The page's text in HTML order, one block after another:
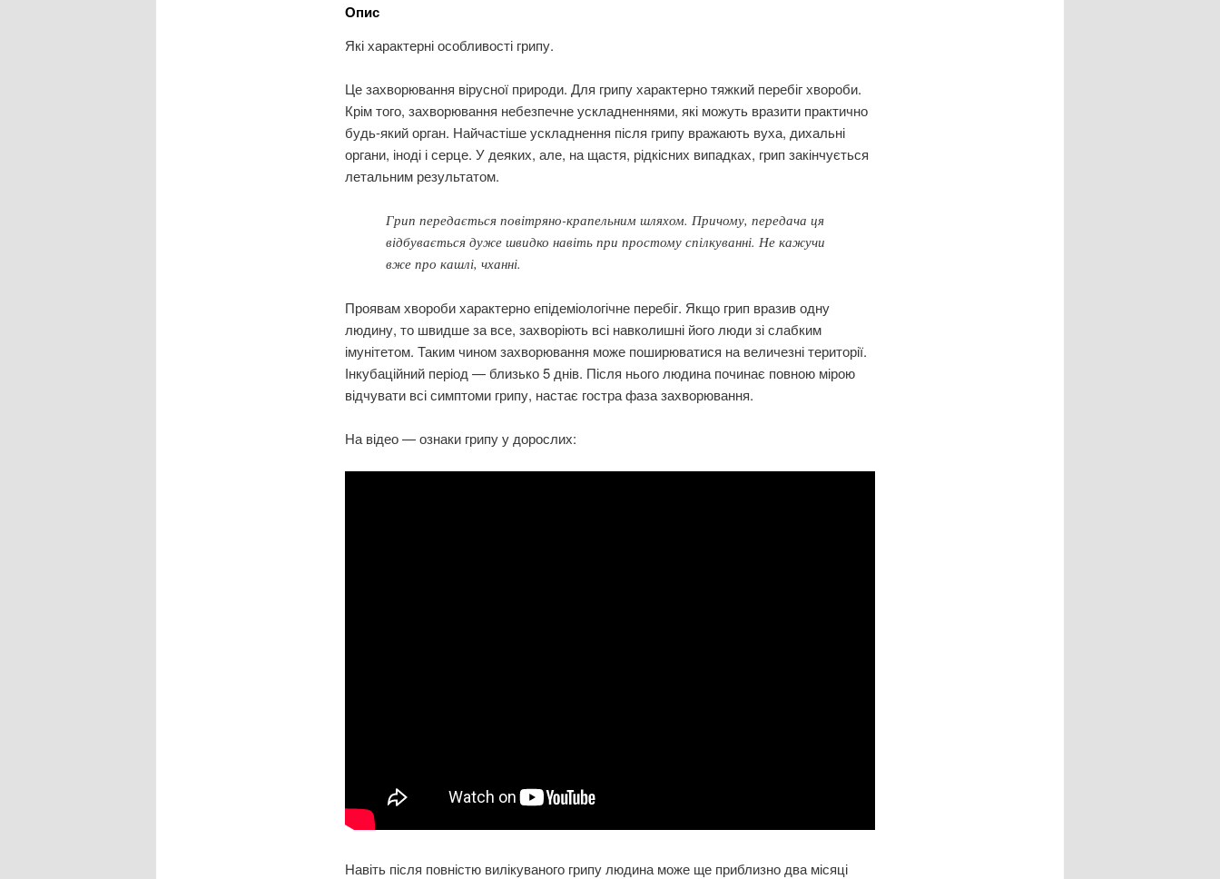
Опис
Які характерні особливості грипу.
Це захворювання вірусної природи. Для грипу характерно тяжкий перебіг хвороби.
Крім того, захворювання небезпечне ускладненнями, які можуть вразити практично
будь-який орган. Найчастіше ускладнення після грипу вражають вуха, дихальні
органи, іноді і серце. У деяких, але, на щастя, рідкісних випадках, грип закінчується
летальним результатом.
Грип передається повітряно-крапельним шляхом. Причому, передача ця
відбувається дуже швидко навіть при простому спілкуванні. Не кажучи
вже про кашлі, чханні.
Проявам хвороби характерно епідеміологічне перебіг. Якщо грип вразив одну
людину, то швидше за все, захворіють всі навколишні його люди зі слабким
імунітетом. Таким чином захворювання може поширюватися на величезні території.
Інкубаційний період — близько 5 днів. Після нього людина починає повною мірою
відчувати всі симптоми грипу, настає гостра фаза захворювання.
На відео — ознаки грипу у дорослих:
Навіть після повністю вилікуваного грипу людина може ще приблизно два місяці